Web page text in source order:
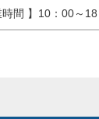
間 】10：00～